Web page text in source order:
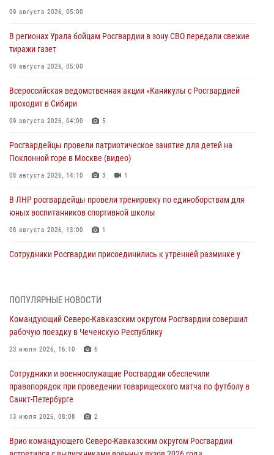
09 августа 2026, 05:00
В регионах Урала бойцам Росгвардии в зону СВО передали свежие
тиражи газет
09 августа 2026, 05:00
Всероссийская ведомственная акции «Каникулы с Росгвардией
проходит в Сибири
09 августа 2026, 04:00 5
Росгвардейцы провели патриотическое занятие для детей на
Поклонной горе в Москве (видео)
08 августа 2026, 14:10 3 1
В ЛНР росгвардейцы провели тренировку по единоборствам для
юных воспитанников спортивной школы
08 августа 2026, 13:00 1
Сотрудники Росгвардии присоединились к утренней разминке у
в честь юбилея ведомства
08 августа 2026, 09:03
медицины с учетом опыта СВО
08 августа 2026, 09:00 2
Военнослужащие Софринской бригады Росгвардии встретились с
дорогой к Победе в СВО» (видео)
ПОПУЛЯРНЫЕ НОВОСТИ
Командующий Северо-Кавказским округом Росгвардии совершил
рабочую поездку в Чеченскую Республику
23 июля 2026, 16:10 6
Сотрудники и военнослужащие Росгвардии обеспечили
правопорядок при проведении товарищеского матча по футболу в
Санкт-Петербурге
13 июля 2026, 08:08 2
Врио командующего Северо-Кавказским округом Росгвардии